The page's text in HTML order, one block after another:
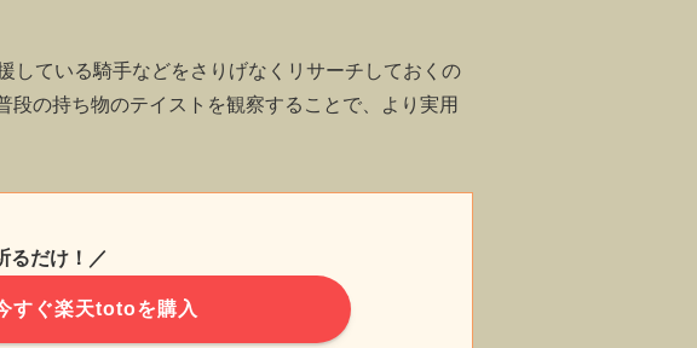
している騎手などをさりげなくリサーチしておくの
の持ち物のテイストを観察することで、より実用
るだけ！／
すぐ楽天totoを購入